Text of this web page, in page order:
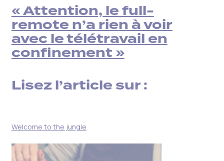
« Attention, le full-
remote n’a rien à voir
avec le télétravail en
confinement »
Lisez l’article sur :
Welcome to the jungle